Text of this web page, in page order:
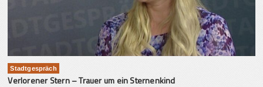
Stadtgespräch
Verlorener Stern – Trauer um ein Sternenkind